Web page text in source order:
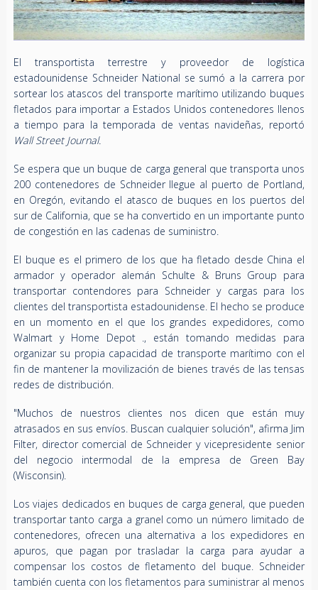
El transportista terrestre y proveedor de logística
estadounidense Schneider National se sumó a la carrera por
sortear los atascos del transporte marítimo utilizando buques
fletados para importar a Estados Unidos contenedores llenos
a tiempo para la temporada de ventas navideñas, reportó
Wall Street Journal.
Se espera que un buque de carga general que transporta unos
200 contenedores de Schneider llegue al puerto de Portland,
en Oregón, evitando el atasco de buques en los puertos del
sur de California, que se ha convertido en un importante punto
de congestión en las cadenas de suministro.
El buque es el primero de los que ha fletado desde China el
armador y operador alemán Schulte & Bruns Group para
transportar contendores para Schneider y cargas para los
clientes del transportista estadounidense. El hecho se produce
en un momento en el que los grandes expedidores, como
Walmart y Home Depot ., están tomando medidas para
organizar su propia capacidad de transporte marítimo con el
fin de mantener la movilización de bienes través de las tensas
redes de distribución.
"Muchos de nuestros clientes nos dicen que están muy
atrasados en sus envíos. Buscan cualquier solución", afirma Jim
Filter, director comercial de Schneider y vicepresidente senior
del negocio intermodal de la empresa de Green Bay
(Wisconsin).
Los viajes dedicados en buques de carga general, que pueden
transportar tanto carga a granel como un número limitado de
contenedores, ofrecen una alternativa a los expedidores en
apuros, que pagan por trasladar la carga para ayudar a
compensar los costos de fletamento del buque. Schneider
también cuenta con los fletamentos para suministrar al menos